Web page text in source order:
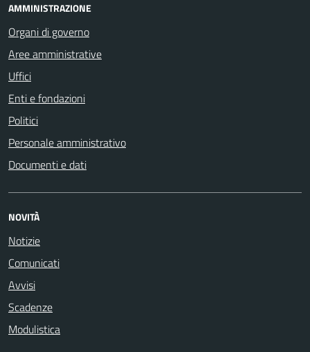
AMMINISTRAZIONE
Organi di governo
Aree amministrative
Uffici
Enti e fondazioni
Politici
Personale amministrativo
Documenti e dati
NOVITÀ
Notizie
Comunicati
Avvisi
Scadenze
Modulistica